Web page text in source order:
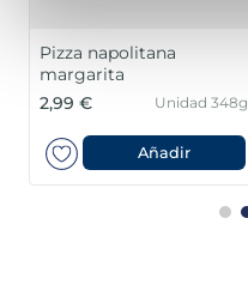
Pizza napolitana
margarita
2,99 €
Unidad 348g
Añadir